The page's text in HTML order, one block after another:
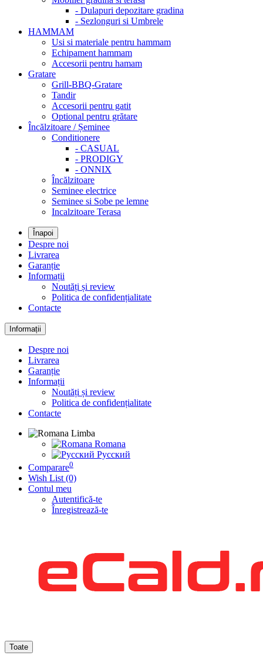
- Dulapuri depozitare gradina
- Sezlonguri si Umbrele
HAMMAM
Usi si materiale pentru hammam
Echipament hammam
Accesorii pentru hamam
Gratare
Grill-BBQ-Gratare
Tandir
Accesorii pentru gatit
Optional pentru grătare
Încălzitoare / Șeminee
Conditionere
- CASUAL
- PRODIGY
- ONNIX
Încălzitoare
Seminee electrice
Seminee si Sobe pe lemne
Incalzitoare Terasa
Înapoi
Despre noi
Livrarea
Garanție
Informații
Noutăți și review
Politica de confidențialitate
Contacte
Informații
Despre noi
Livrarea
Garanție
Informații
Noutăți și review
Politica de confidențialitate
Contacte
Limba
Romana
Русский
Comparare0
Wish List (0)
Contul meu
Autentifică-te
Înregistrează-te
Toate